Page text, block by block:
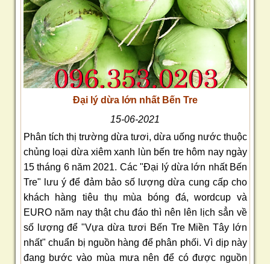
Đại lý dừa lớn nhất Bến Tre
15-06-2021
Phân tích thị trường dừa tươi, dừa uống nước thuộc
chủng loại dừa xiêm xanh lùn bến tre hôm nay ngày
15 tháng 6 năm 2021. Các "Đại lý dừa lớn nhất Bến
Tre" lưu ý để đảm bảo số lượng dừa cung cấp cho
khách hàng tiêu thụ mùa bóng đá, wordcup và
EURO năm nay thật chu đáo thì nên lên lịch sẳn về
số lượng để "Vựa dừa tươi Bến Tre Miền Tây lớn
nhất" chuẩn bị nguồn hàng để phân phối. Vì dịp này
đang bước vào mùa mưa nên để có được nguồn